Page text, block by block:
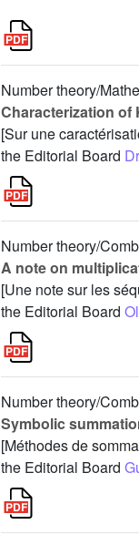
Number theory/
Characterization
[Sur une
the Editorial Board
Number theory/
A note on
[Une note sur les
the Editorial Board
Number theory/
Symbolic
[Méthodes de
the Editorial Board